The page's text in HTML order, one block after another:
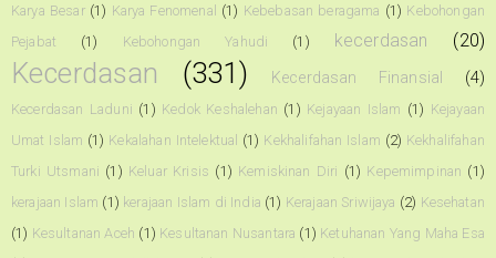
Karya Besar (1) Karya Fenomenal (1) Kebebasan beragama (1) Kebohongan
Pejabat
(1) Kebohongan Yahudi (1) kecerdasan (20)
Kecerdasan (331) Kecerdasan Finansial (4)
Kecerdasan Laduni (1) Kedok Keshalehan (1) Kejayaan Islam (1) Kejayaan
Umat Islam (1) Kekalahan Intelektual (1) Kekhalifahan Islam (2) Kekhalifahan
Turki Utsmani (1) Keluar Krisis (1) Kemiskinan Diri (1) Kepemimpinan (1)
kerajaan Islam (1) kerajaan Islam di India (1) Kerajaan Sriwijaya (2) Kesehatan
(1) Kesultanan Aceh (1) Kesultanan Nusantara (1) Ketuhanan Yang Maha Esa